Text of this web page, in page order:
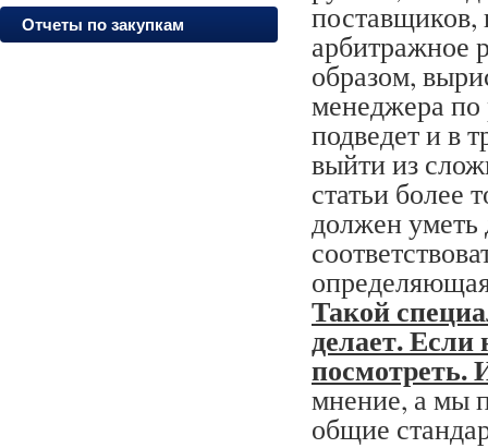
Отчеты по закупкам поставщиков,
арбитражное
образом,
менеджера по
подведет и в
выйти из
статьи более
должен уметь
Такой
делает. Если
посмотреть.
мнение, а мы
общие